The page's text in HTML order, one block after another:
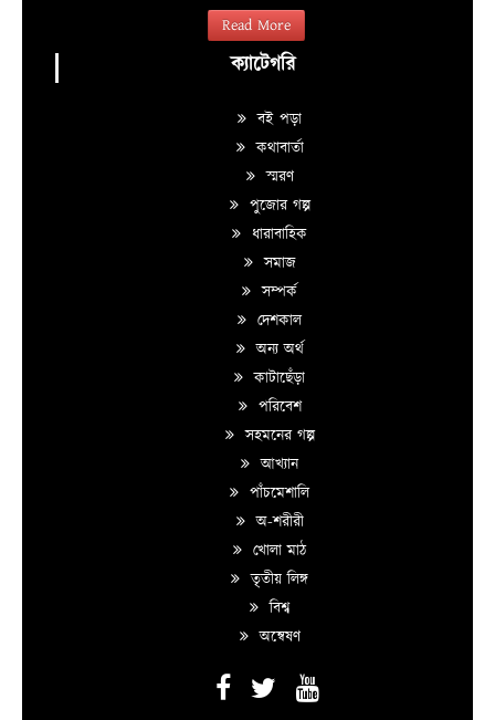
Read More
ক্যাটেগরি
বই পড়া
কথাবার্তা
স্মরণ
পুজোর গল্প
ধারাবাহিক
সমাজ
সম্পর্ক
দেশকাল
অন্য অর্থ
কাটাছেঁড়া
পরিবেশ
সহমনের গল্প
আখ্যান
পাঁচমেশালি
অ-শরীরী
খোলা মাঠ
তৃতীয় লিঙ্গ
বিশ্ব
অন্বেষণ